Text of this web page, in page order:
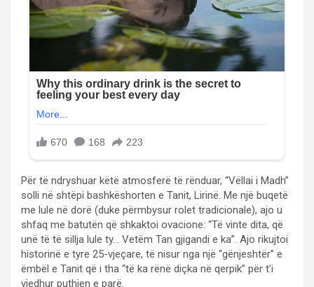
Për të ndryshuar këtë atmosferë të rënduar, “Vëllai i Madh”
solli në shtëpi bashkëshorten e Tanit, Lirinë. Me një buqetë
me lule në dorë (duke përmbysur rolet tradicionale), ajo u
shfaq me batutën që shkaktoi ovacione: “Të vinte dita, që
unë të të sillja lule ty… Vetëm Tan gjigandi e ka”. Ajo rikujtoi
historinë e tyre 25-vjeçare, të nisur nga një “gënjeshtër” e
ëmbël e Tanit që i tha “të ka rënë diçka në qerpik” për t’i
vjedhur puthjen e parë.